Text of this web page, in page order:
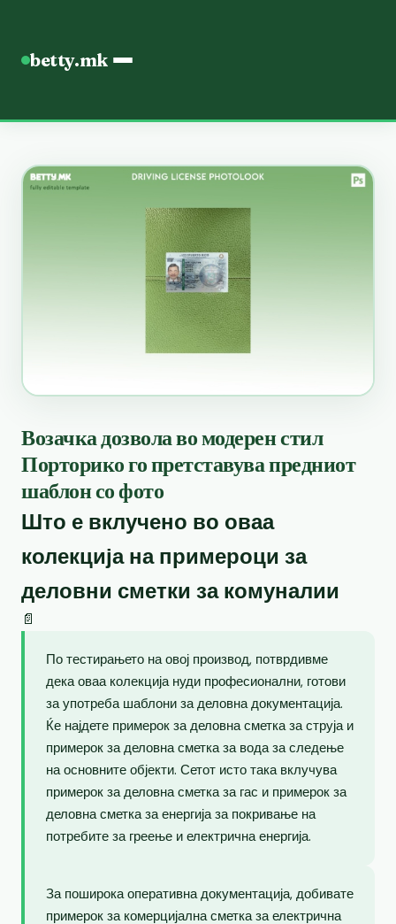
betty.mk
Возачка дозвола во модерен стил
Порторико го претставува предниот
шаблон со фото
Што е вклучено во оваа
колекција на примероци за
деловни сметки за комуналии
📄
По тестирањето на овој производ, потврдивме
дека оваа колекција нуди професионални, готови
за употреба шаблони за деловна документација.
Ќе најдете примерок за деловна сметка за струја и
примерок за деловна сметка за вода за следење
на основните објекти. Сетот исто така вклучува
примерок за деловна сметка за гас и примерок за
деловна сметка за енергија за покривање на
потребите за греење и електрична енергија.
За поширока оперативна документација, добивате
примерок за комерцијална сметка за електрична